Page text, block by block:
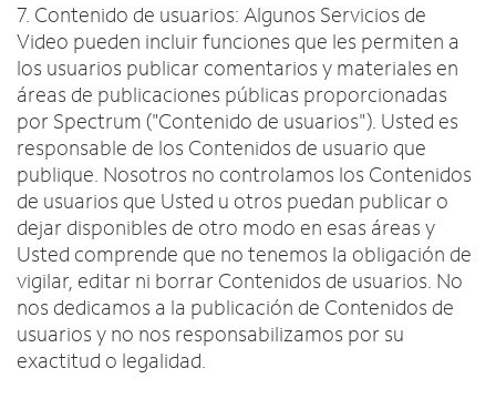
7. Contenido de usuarios: Algunos Servicios de
Video pueden incluir funciones que les permiten a
los usuarios publicar comentarios y materiales en
áreas de publicaciones públicas proporcionadas
por Spectrum ("Contenido de usuarios"). Usted es
responsable de los Contenidos de usuario que
publique. Nosotros no controlamos los Contenidos
de usuarios que Usted u otros puedan publicar o
dejar disponibles de otro modo en esas áreas y
Usted comprende que no tenemos la obligación de
vigilar, editar ni borrar Contenidos de usuarios. No
nos dedicamos a la publicación de Contenidos de
usuarios y no nos responsabilizamos por su
exactitud o legalidad.